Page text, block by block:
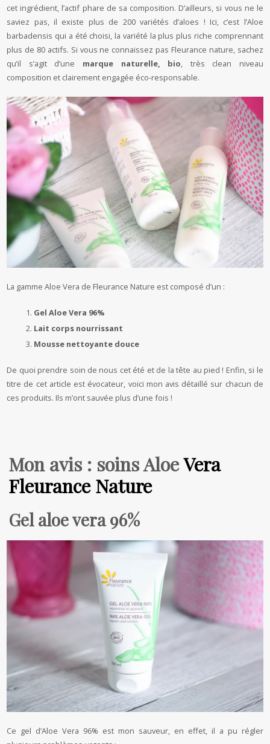
cet ingrédient, l’actif phare de sa composition. D’ailleurs, si vous ne le
saviez pas, il existe plus de 200 variétés d’aloes ! Ici, c’est l’Aloe
barbadensis qui a été choisi, la variété la plus plus riche comprennant
plus de 80 actifs. Si vous ne connaissez pas Fleurance nature, sachez
qu’il s’agit d’une marque naturelle, bio, très clean niveau
composition et clairement engagée éco-responsable.
La gamme Aloe Vera de Fleurance Nature est composé d’un :
Gel Aloe Vera 96%
Lait corps nourrissant
Mousse nettoyante douce
De quoi prendre soin de nous cet été et de la tête au pied ! Enfin, si le
titre de cet article est évocateur, voici mon avis détaillé sur chacun de
ces produits. Ils m’ont sauvée plus d’une fois !
Mon avis : soins AloeVera
Fleurance Nature
Gel aloe vera 96%
Ce gel d’Aloe Vera 96% est mon sauveur, en effet, il a pu régler